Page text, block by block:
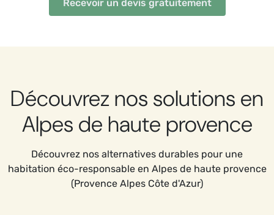
Recevoir un devis gratuitement
Découvrez nos solutions en
Alpes de haute provence
Découvrez nos alternatives durables pour une
habitation éco-responsable en Alpes de haute provence
(Provence Alpes Côte d'Azur)